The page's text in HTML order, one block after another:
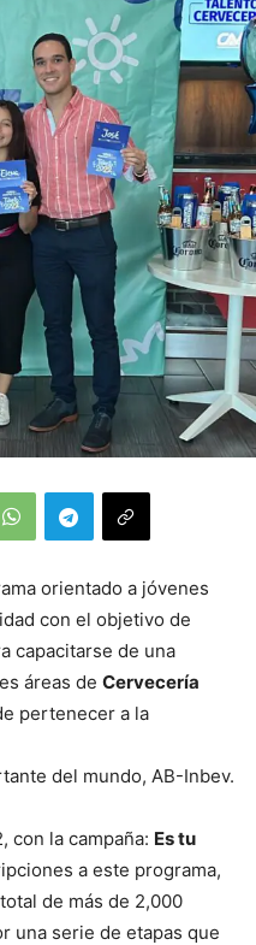
orientado a jóvenes
con el objetivo de
capacitarse de una
áreas de Cervecería
pertenecer a la
del mundo, AB-Inbev.
con la campaña: Es tu
a este programa,
de más de 2,000
una serie de etapas que